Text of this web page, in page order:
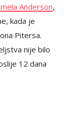
Anderson,
kada je
Pitersa.
nije bilo
12 dana